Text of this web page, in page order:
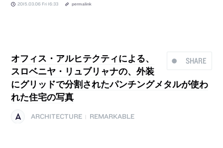
2015.03.06 Fri 16:33 permalink
SHARE
オフィス・アルヒテクティによる、
スロベニヤ・リュブリャナの、外装
にグリッドで分割されたパンチングメタルが使わ
れた住宅の写真
ARCHITECTURE REMARKABLE